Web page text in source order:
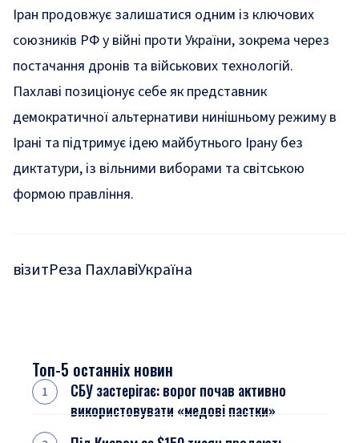
Іран продовжує залишатися одним із ключових
союзників РФ у війні проти України, зокрема через
постачання дронів та військових технологій.
Пахлаві позиціонує себе як представник
демократичної альтернативи нинішньому режиму в
Ірані та підтримує ідею майбутнього Ірану без
диктатури, із вільними виборами та світською
формою правління.
візитРеза ПахлавіУкраїна
Топ-5 останніх новин
СБУ застерігає: ворог почав активно
використовувати «медові пастки»